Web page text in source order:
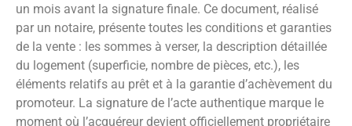
un mois avant la signature finale. Ce document, réalisé
par un notaire, présente toutes les conditions et garanties
de la vente : les sommes à verser, la description détaillée
du logement (superficie, nombre de pièces, etc.), les
éléments relatifs au prêt et à la garantie d’achèvement du
promoteur. La signature de l’acte authentique marque le
moment où l’acquéreur devient officiellement propriétaire